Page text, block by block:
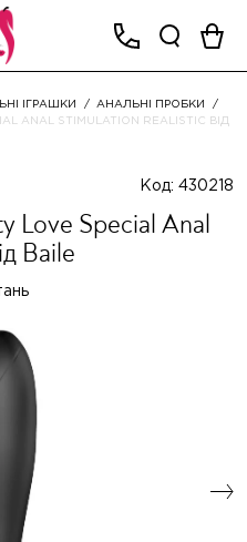
ІГРАШКИ
АНАЛЬНІ ПРОБКИ
ANAL STIMULATION REALISTIC ВІД
Код: 430218
Love Special Anal
Baile